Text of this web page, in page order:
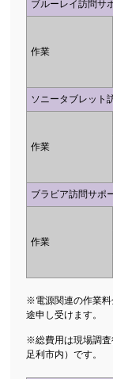
ブルーレイ訪問サ
作業
ソニータブレット
作業
ブラビア訪問サポ
作業
※電源関連の作業料
途申し受けます。
※総費用は現場調査
足利市内）です。